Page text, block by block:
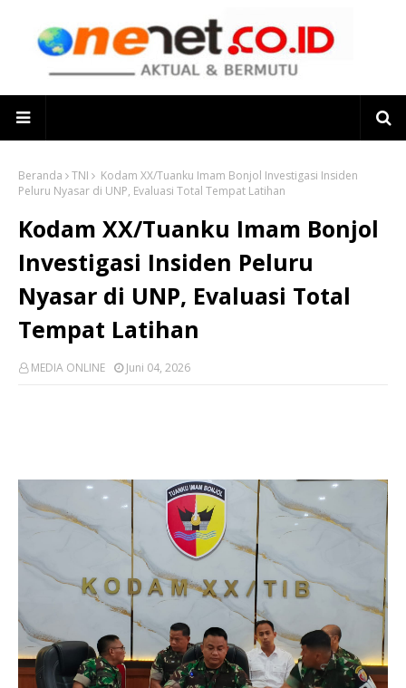
Beranda TNI
‎Kodam XX/Tuanku Imam Bonjol Investigasi Insiden
Peluru Nyasar di UNP, Evaluasi Total Tempat Latihan
‎Kodam XX/Tuanku Imam Bonjol
Investigasi Insiden Peluru
Nyasar di UNP, Evaluasi Total
Tempat Latihan
MEDIA ONLINE Juni 04, 2026